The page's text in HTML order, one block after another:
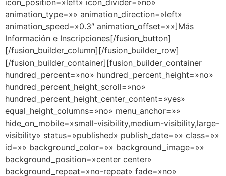
icon_position=»left» icon_divider=»no»
animation_type=»» animation_direction=»left»
animation_speed=»0.3″ animation_offset=»»]Más
Información e Inscripciones[/fusion_button]
[/fusion_builder_column][/fusion_builder_row]
[/fusion_builder_container][fusion_builder_container
hundred_percent=»no» hundred_percent_height=»no»
hundred_percent_height_scroll=»no»
hundred_percent_height_center_content=»yes»
equal_height_columns=»no» menu_anchor=»»
hide_on_mobile=»small-visibility,medium-visibility,large-
visibility» status=»published» publish_date=»» class=»»
id=»» background_color=»» background_image=»»
background_position=»center center»
background_repeat=»no-repeat» fade=»no»